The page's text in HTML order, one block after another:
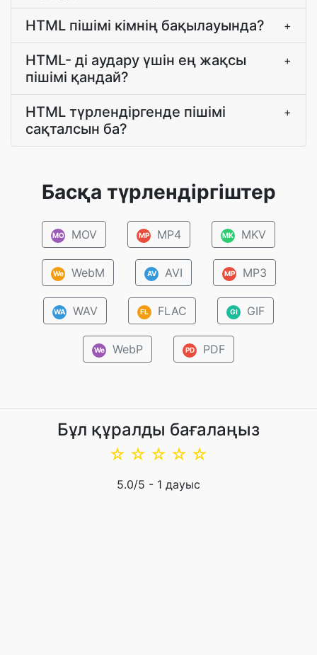
HTML пішімі кімнің бақылауында? +
HTML- ді аудару үшін ең жақсы
пішімі қандай?
+
HTML түрлендіргенде пішімі
сақталсын ба?
+
Басқа түрлендіргіштер
MO MOV MP MP4 MK MKV
We WebM AV AVI MP MP3
WA WAV FL FLAC GI GIF
We WebP PD PDF
Бұл құралды бағалаңыз
☆
☆
☆
☆
☆
5.0/5 - 1 дауыс